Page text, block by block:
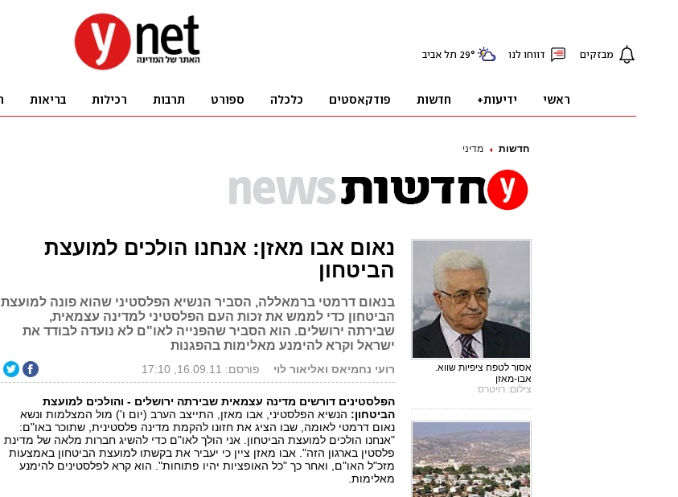
חדשות מדיני
נאום אבו מאזן: אנחנו הולכים למועצת
הביטחון
בנאום דרמטי ברמאללה, הסביר הנשיא הפלסטיני שהוא פונה למועצת
הביטחון כדי לממש את זכות העם הפלסטיני למדינה עצמאית,
שבירתה ירושלים. הוא הסביר שהפנייה לאו"ם לא נועדה לבודד את
ישראל וקרא להימנע מאלימות בהפגנות
רועי נחמיאס ואליאור לוי פורסם: 16.09.11, 17:10
הפלסטינים דורשים מדינה עצמאית שבירתה ירושלים - והולכים למועצת
הביטחון: הנשיא הפלסטיני, אבו מאזן, התייצב הערב (יום ו') מול המצלמות ונשא
נאום דרמטי לאומה, שבו הציג את חזונו להקמת מדינה פלסטינית, שתוכר באו"ם:
"אנחנו הולכים למועצת הביטחון. אני הולך לאו"ם כדי להשיג חברות מלאה של מדינת
פלסטין בארגון הזה". אבו מאזן ציין כי יעביר את בקשתו למועצת הביטחון באמצעות
מזכ"ל האו"ם, ואחר כך "כל האופציות יהיו פתוחות". הוא קרא לפלסטינים להימנע
מאלימות.
אסור לטפח ציפיות שווא.
אבו-מאזן
צילום: רויטרס